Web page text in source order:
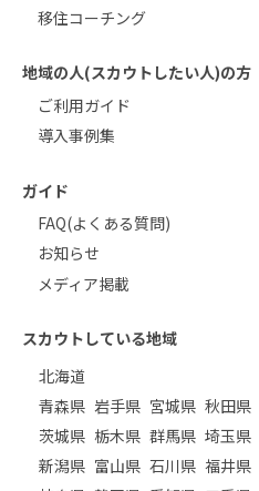
移住コーチング
地域の人(スカウトしたい人)の方
ご利用ガイド
導入事例集
ガイド
FAQ(よくある質問)
お知らせ
メディア掲載
スカウトしている地域
北海道
青森県 岩手県 宮城県 秋田県
茨城県 栃木県 群馬県 埼玉県
新潟県 富山県 石川県 福井県